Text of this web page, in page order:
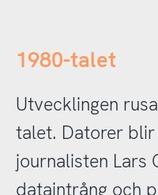
1980-talet
Utvecklingen
talet. Datorer
journalisten Lars
dataintrång och